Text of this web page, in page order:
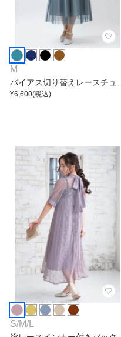
M
バイアス切り替えレースチュー
ルワンピース
¥6,600(税込)
S/M/L